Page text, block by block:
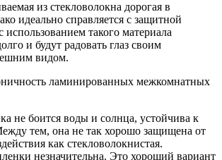
из стекловолокна дорогая в
идеально справляется с защитной
такого материала
и будут радовать глаз своим
видом.
не боится воды и солнца, устойчива к
тем, она не так хорошо защищена от
как стекловолокнистая.
незначительна. Это хороший вариант